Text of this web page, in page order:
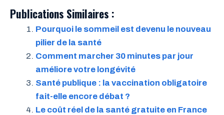
Publications Similaires :
Pourquoi le sommeil est devenu le nouveau
pilier de la santé
Comment marcher 30 minutes par jour
améliore votre longévité
Santé publique : la vaccination obligatoire
fait-elle encore débat ?
Le coût réel de la santé gratuite en France